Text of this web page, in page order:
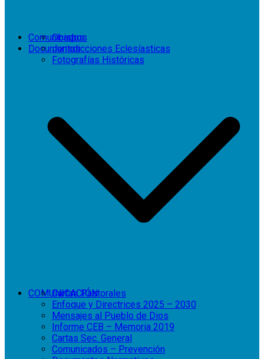
Obispos
Jurisdicciones Eclesíasticas
Fotografías Históricas
Comunicados
Documentos
Cartas Pastorales
Enfoque y Directrices 2025 – 2030
Mensajes al Pueblo de Dios
Informe CEB – Memoria 2019
Cartas Sec. General
Comunicados – Prevención
COMUNICACIÓN